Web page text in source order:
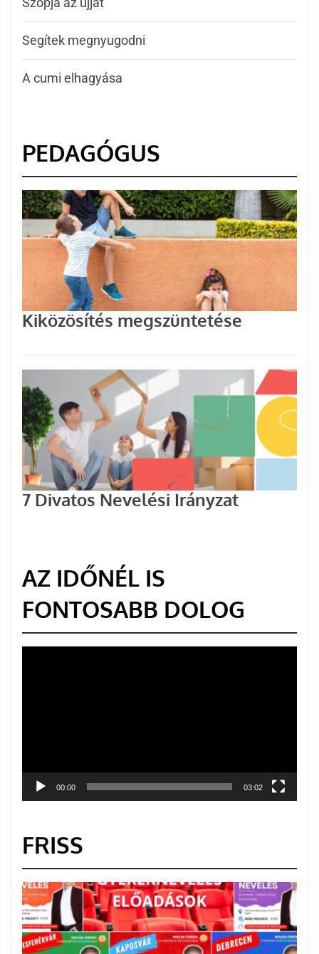
Segítek megnyugodni
A cumi elhagyása
PEDAGÓGUS
Kiközösítés megszüntetése
7 Divatos Nevelési Irányzat
AZ IDŐNÉL IS
FONTOSABB DOLOG
00:00 03:02
FRISS